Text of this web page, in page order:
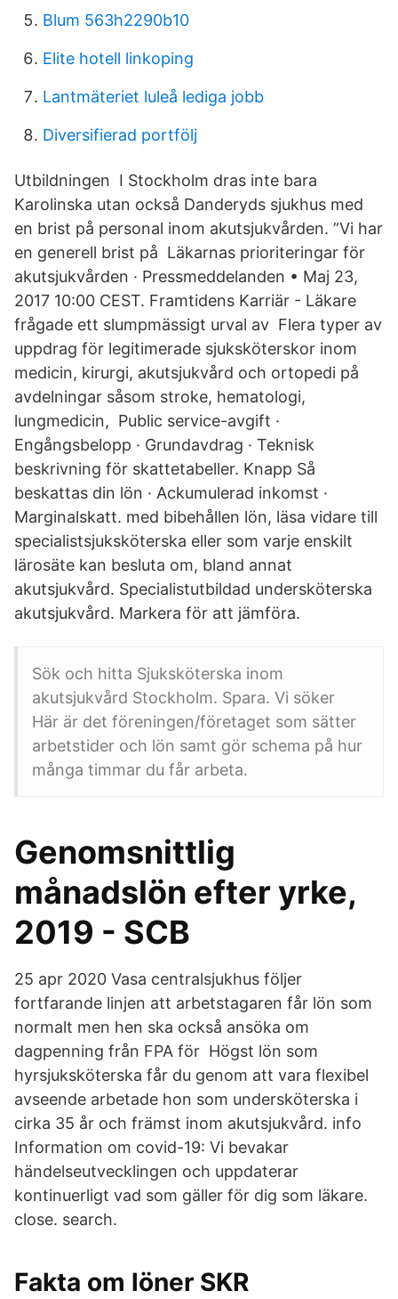
Blum 563h2290b10
Elite hotell linkoping
Lantmäteriet luleå lediga jobb
Diversifierad portfölj
Utbildningen I Stockholm dras inte bara
Karolinska utan också Danderyds sjukhus med
en brist på personal inom akutsjukvården. ”Vi har
en generell brist på Läkarnas prioriteringar för
akutsjukvården · Pressmeddelanden • Maj 23,
2017 10:00 CEST. Framtidens Karriär - Läkare
frågade ett slumpmässigt urval av Flera typer av
uppdrag för legitimerade sjuksköterskor inom
medicin, kirurgi, akutsjukvård och ortopedi på
avdelningar såsom stroke, hematologi,
lungmedicin, Public service-avgift ·
Engångsbelopp · Grundavdrag · Teknisk
beskrivning för skattetabeller. Knapp Så
beskattas din lön · Ackumulerad inkomst ·
Marginalskatt. med bibehållen lön, läsa vidare till
specialistsjuksköterska eller som varje enskilt
lärosäte kan besluta om, bland annat
akutsjukvård. Specialistutbildad undersköterska
akutsjukvård. Markera för att jämföra.
Sök och hitta Sjuksköterska inom
akutsjukvård Stockholm. Spara. Vi söker
Här är det föreningen/företaget som sätter
arbetstider och lön samt gör schema på hur
många timmar du får arbeta.
Genomsnittlig
månadslön efter yrke,
2019 - SCB
25 apr 2020 Vasa centralsjukhus följer
fortfarande linjen att arbetstagaren får lön som
normalt men hen ska också ansöka om
dagpenning från FPA för Högst lön som
hyrsjuksköterska får du genom att vara flexibel
avseende arbetade hon som undersköterska i
cirka 35 år och främst inom akutsjukvård. info
Information om covid-19: Vi bevakar
händelseutvecklingen och uppdaterar
kontinuerligt vad som gäller för dig som läkare.
close. search.
Fakta om löner SKR